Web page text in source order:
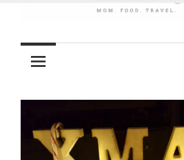
wunschkindwege
Wunschkindern
und
Wegen:
Familien-,
Food-